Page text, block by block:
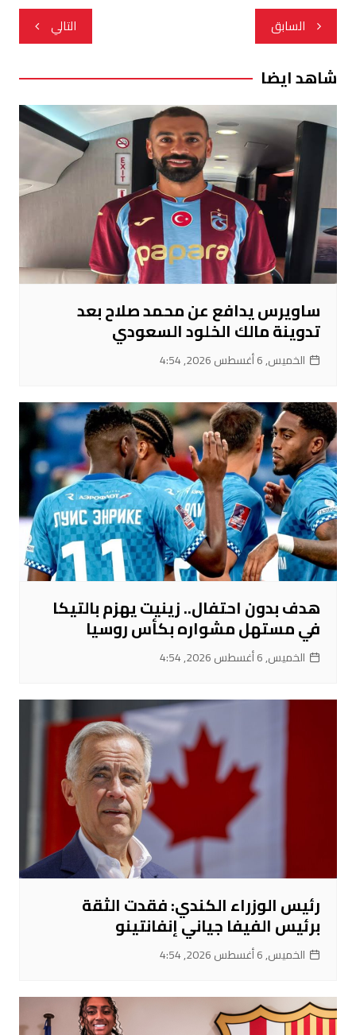
تصفّح
المقالات
السابق التالي
شاهد ايضا
ساويرس يدافع عن محمد صلاح بعد
تدوينة مالك الخلود السعودي
الخميس, 6 أغسطس 2026, 4:54
هدف بدون احتفال.. زينيت يهزم بالتيكا
في مستهل مشواره بكأس روسيا
الخميس, 6 أغسطس 2026, 4:54
رئيس الوزراء الكندي: فقدت الثقة
برئيس الفيفا جياني إنفانتينو
الخميس, 6 أغسطس 2026, 4:54